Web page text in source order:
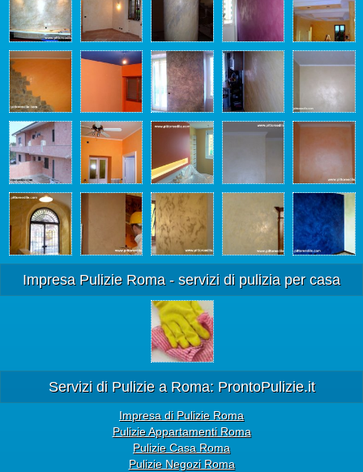
Impresa Pulizie Roma - servizi di pulizia per casa
Servizi di Pulizie a Roma: ProntoPulizie.it
Impresa di Pulizie Roma
Pulizie Appartamenti Roma
Pulizie Casa Roma
Pulizie Negozi Roma